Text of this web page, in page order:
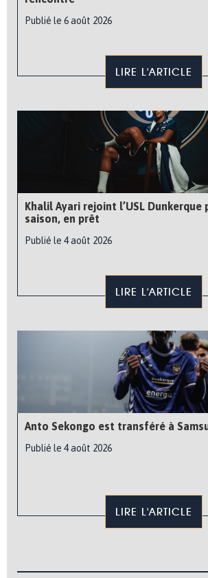
Publié le 6 août 2026
LIRE L'ARTICLE
Khalil Ayari rejoint l’USL Dunkerque
saison, en prêt
Publié le 4 août 2026
LIRE L'ARTICLE
Anto Sekongo est transféré à
Publié le 4 août 2026
LIRE L'ARTICLE